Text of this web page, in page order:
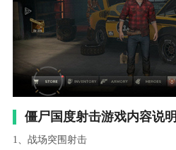
僵尸国度射击游戏内容说明
1、战场突围射击